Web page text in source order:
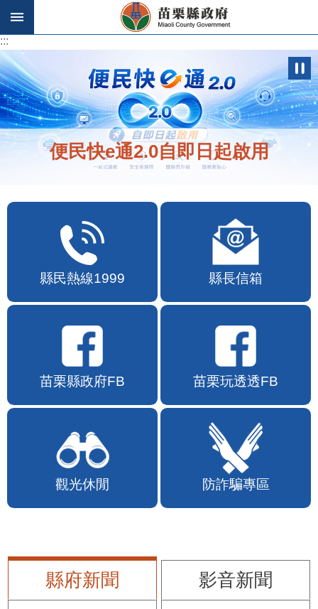
跳到主要內容區塊
:::
:::
便民快e通2.0自即日起啟用
縣民熱線1999 縣長信箱
苗栗縣政府FB 苗栗玩透透FB
觀光休閒 防詐騙專區
縣府新聞
影音新聞